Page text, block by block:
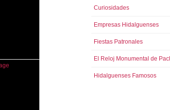
Curiosidades
Empresas Hidalguenses
Fiestas Patronales
El Reloj Monumental de
Hidalguenses Famosos